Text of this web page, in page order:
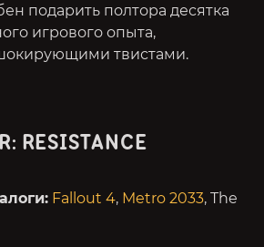
подарить полтора десятка
игрового опыта,
твистами.
RESISTANCE
Fallout 4, Metro 2033, The